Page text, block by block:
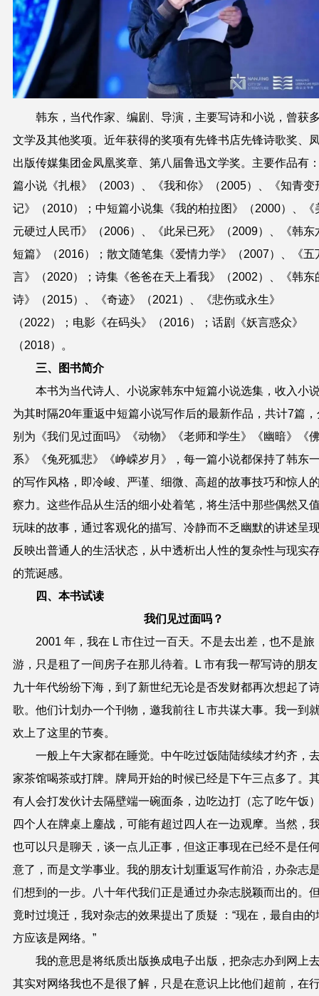
韩东，当代作家、编剧、导演，主要写诗和小说，曾获
文学及其他奖项。近年获得的奖项有先锋书店先锋诗歌奖、
出版传媒集团金凤凰奖章、第八届鲁迅文学奖。主要作品有
篇小说《扎根》（2003）、《我和你》（2005）、《知青变
记》（2010）；中短篇小说集《我的柏拉图》（2000）、《
元硬过人民币》（2006）、《此呆已死》（2009）、《韩东
短篇》（2016）；散文随笔集《爱情力学》（2007）、《五
言》（2020）；诗集《爸爸在天上看我》（2002）、《韩东
诗》（2015）、《奇迹》（2021）、《悲伤或永生》
（2022）；电影《在码头》（2016）；话剧《妖言惑众》
（2018）。
三、图书简介
本书为当代诗人、小说家韩东中短篇小说选集，收入小
为其时隔20年重返中短篇小说写作后的最新作品，共计7篇，
别为《我们见过面吗》《动物》《老师和学生》《幽暗》《
系》《兔死狐悲》《峥嵘岁月》，每一篇小说都保持了韩东
的写作风格，即冷峻、严谨、细微、高超的故事技巧和惊人
察力。这些作品从生活的细小处着笔，将生活中那些偶然又
玩味的故事，通过客观化的描写、冷静而不乏幽默的讲述呈
反映出普通人的生活状态，从中透析出人性的复杂性与现实
的荒诞感。
四、本书试读
我们见过面吗？
2001 年，我在 L 市住过一百天。不是去出差，也不是旅
游，只是租了一间房子在那儿待着。L 市有我一帮写诗的朋
九十年代纷纷下海，到了新世纪无论是否发财都再次想起了
歌。他们计划办一个刊物，邀我前往 L 市共谋大事。我一到
欢上了这里的节奏。
一般上午大家都在睡觉。中午吃过饭陆陆续续才约齐，
家茶馆喝茶或打牌。牌局开始的时候已经是下午三点多了。
有人会打发伙计去隔壁端一碗面条，边吃边打（忘了吃午饭
四个人在牌桌上鏖战，可能有超过四人在一边观摩。当然，
也可以只是聊天，谈一点儿正事，但这正事现在已经不是任
意了，而是文学事业。我的朋友计划重返写作前沿，办杂志
们想到的一步。八十年代我们正是通过办杂志脱颖而出的。
竟时过境迁，我对杂志的效果提出了质疑 ：“现在，最自由的
方应该是网络。”
我的意思是将纸质出版换成电子出版，把杂志办到网上
其实对网络我也不是很了解，只是在意识上比他们超前，在